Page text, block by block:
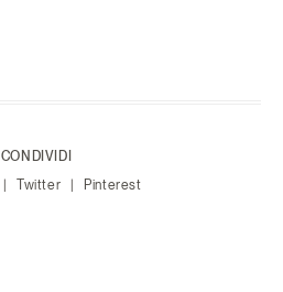
CONDIVIDI
Twitter Pinterest